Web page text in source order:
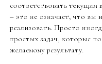
соответствовать
– это не означает, что вы
реализовать. Просто
простых задач, которые
желаемому результату.